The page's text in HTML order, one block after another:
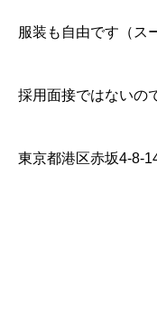
服装も自由です（ス
採用面接ではないの
東京都港区赤坂4-8-